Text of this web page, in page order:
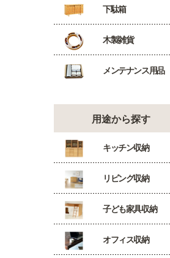
下駄箱
木製雑貨
メンテナンス用品
用途から探す
キッチン収納
リビング収納
子ども家具収納
オフィス収納